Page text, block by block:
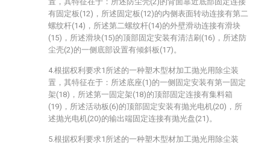
有固定板(12)，所述固定板(12)的内侧表面转动连接有第二
螺纹杆(14)，所述第二螺纹杆(14)的外壁滑动连接有滑块
(15)，所述滑块(15)的顶部固定安装有清洁刷(16)，所述防
尘壳(2)的一侧底部设置有倾斜板(17)。
4.根据权利要求1所述的一种塑木型材加工抛光用除尘装
置，其特征在于：所述底座(1)的一侧固定安装有第一固定
架(18)，所述第一固定架(18)的顶部固定连接有集料箱
(19)，所述活动板(6)的顶部固定安装有抛光电机(20)，所
述抛光电机(20)的输出端固定连接有抛光盘(21)。
5.根据权利要求1所述的一种塑木型材加工抛光用除尘装